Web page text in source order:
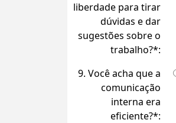
liberdade para tirar
dúvidas e dar
sugestões sobre o
trabalho?*:
9. Você acha que a
comunicação
interna era
eficiente?*: